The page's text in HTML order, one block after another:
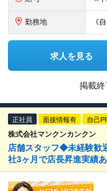
勤務地
求人を見る
掲載終
正社員 面接情報有 自己
株式会社マンクンカンクン
店舗スタッフ◆未経験歓
社3ヶ月で店長昇進実績